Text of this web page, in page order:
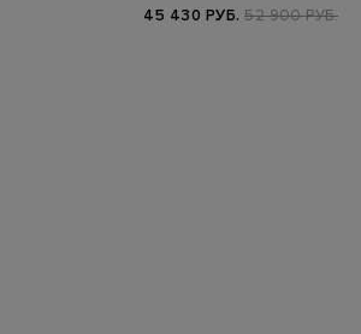
45 430 РУБ. 52 900 РУБ.